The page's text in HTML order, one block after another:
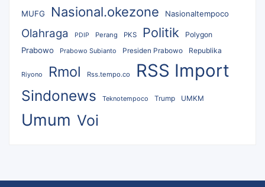
MUFG Nasional.okezone Nasionaltempoco
Olahraga PDIP Perang PKS Politik Polygon
Prabowo Prabowo Subianto Presiden Prabowo Republika
Riyono Rmol Rss.tempo.co RSS Import
Sindonews Teknotempoco Trump UMKM
Umum Voi